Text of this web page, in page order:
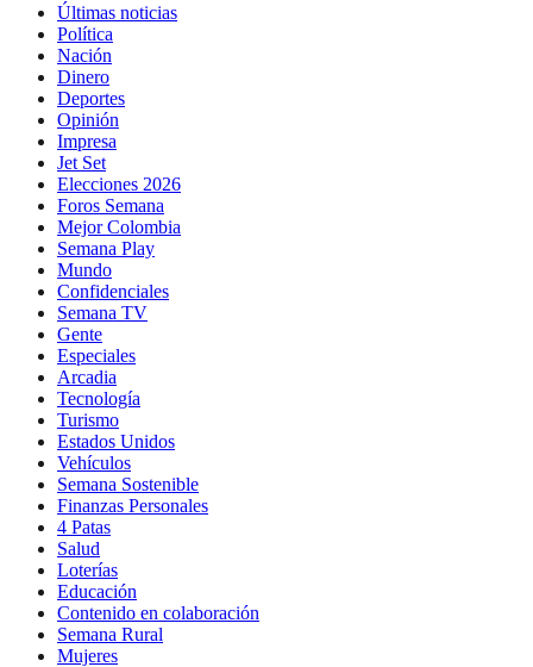
Últimas noticias
Política
Nación
Dinero
Deportes
Opinión
Impresa
Jet Set
Elecciones 2026
Foros Semana
Mejor Colombia
Semana Play
Mundo
Confidenciales
Semana TV
Gente
Especiales
Arcadia
Tecnología
Turismo
Estados Unidos
Vehículos
Semana Sostenible
Finanzas Personales
4 Patas
Salud
Loterías
Educación
Contenido en colaboración
Semana Rural
Mujeres